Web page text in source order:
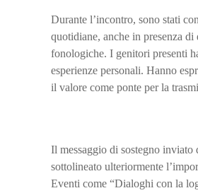
Durante l’incontro, sono stati
quotidiane, anche in presenza
fonologiche. I genitori presenti
esperienze personali. Hanno
il valore come ponte per la
Il messaggio di sostegno
sottolineato ulteriormente
Eventi come “Dialoghi con la